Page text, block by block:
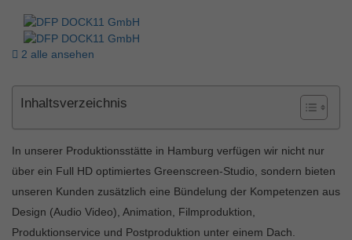
2 alle ansehen
Inhaltsverzeichnis
In unserer Produktionsstätte in Hamburg verfügen wir nicht nur
über ein Full HD optimiertes Greenscreen-Studio, sondern bieten
unseren Kunden zusätzlich eine Bündelung der Kompetenzen aus
Design (Audio Video), Animation, Filmproduktion,
Produktionservice und Postproduktion unter einem Dach.